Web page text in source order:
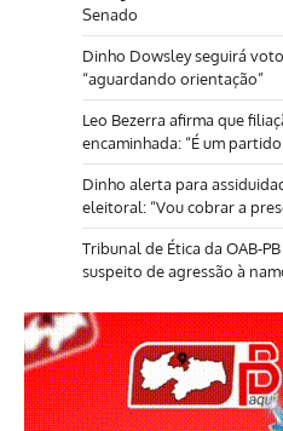
Senado
Dinho Dowsley seguirá
“aguardando orientação”
Leo Bezerra afirma que
encaminhada: “É um
Dinho alerta para
eleitoral: “Vou cobrar a
Tribunal de Ética da OAB-
suspeito de agressão à